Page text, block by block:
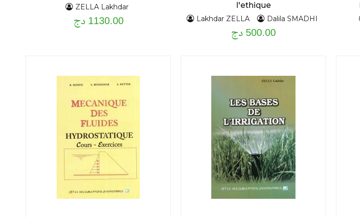
l'ethique
Lakhdar ZELLA Dalila SMADHI
500.00 دج
ZELLA Lakhdar
1130.00 دج